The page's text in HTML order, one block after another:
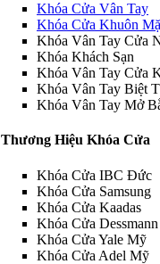
Khóa Cửa Vân Tay
Khóa Cửa Khuôn
Khóa Vân Tay Cửa
Khóa Khách Sạn
Khóa Vân Tay Cửa
Khóa Vân Tay Biệt
Khóa Vân Tay Mở
Thương Hiệu Khóa Cửa
Khóa Cửa IBC Đức
Khóa Cửa Samsung
Khóa Cửa Kaadas
Khóa Cửa Dessmann
Khóa Cửa Yale Mỹ
Khóa Cửa Adel Mỹ